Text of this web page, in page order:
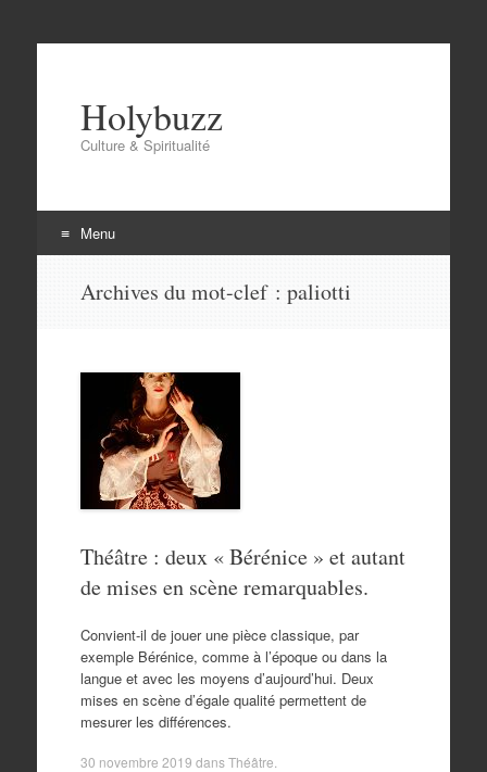
Holybuzz
Culture & Spiritualité
Menu
Archives du mot-clef : paliotti
Théâtre : deux « Bérénice » et autant
de mises en scène remarquables.
Convient-il de jouer une pièce classique, par
exemple Bérénice, comme à l’époque ou dans la
langue et avec les moyens d’aujourd’hui. Deux
mises en scène d’égale qualité permettent de
mesurer les différences.
30 novembre 2019 dansThéâtre